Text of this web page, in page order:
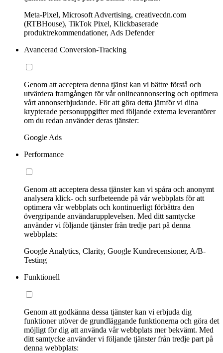
Meta-Pixel, Microsoft Advertising, creativecdn.com
(RTBHouse), TikTok Pixel, Klickbaserade
produktrekommendationer, Ads Defender
Avancerad Conversion-Tracking
Genom att acceptera denna tjänst kan vi bättre förstå och
utvärdera framgången för vår onlineannonsering och optimera
vårt annonserbjudande. För att göra detta jämför vi dina
krypterade personuppgifter med följande externa leverantörer
om du redan använder deras tjänster:
Google Ads
Performance
Genom att acceptera dessa tjänster kan vi spåra och anonymt
analysera klick- och surfbeteende på vår webbplats för att
optimera vår webbplats och kontinuerligt förbättra den
övergripande användarupplevelsen. Med ditt samtycke
använder vi följande tjänster från tredje part på denna
webbplats:
Google Analytics, Clarity, Google Kundrecensioner, A/B-
Testing
Funktionell
Genom att godkänna dessa tjänster kan vi erbjuda dig
funktioner utöver de grundläggande funktionerna och göra det
möjligt för dig att använda vår webbplats mer bekvämt. Med
ditt samtycke använder vi följande tjänster från tredje part på
denna webbplats: